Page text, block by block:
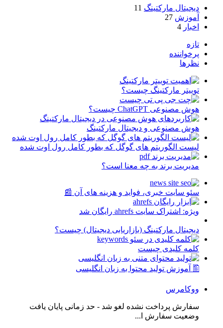
دیجیتال مارکتینگ 11
آموزش 27
اخبار 4
تازه
پرخواننده
نظرها
توییتر مارکتینگ چیست؟
هوش مصنوعی ChatGPT چیست؟
هوش مصنوعی و دیجیتال مارکتینگ
لیست الگوریتم های گوگل که بطور کامل رول اوت شده
مدیریت برند به چه معنا است؟
سئو سایت خبری، فواید و هزینه های آن 📰
ویژه: اشتراک سایت ahrefs رایگان شد
دیجیتال مارکتینگ (بازاریابی دیجیتال) چیست؟
کلمه کلیدی چیست
🖺 آموزش تولید محتوا به زبان انگلیسی
ووکامرس
سفارش پرداخت نشده لغو شد - حد زمانی پایان یافت
وضعیت سفارش ا...